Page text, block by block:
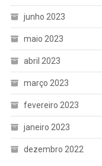
junho 2023
maio 2023
abril 2023
março 2023
fevereiro 2023
janeiro 2023
dezembro 2022